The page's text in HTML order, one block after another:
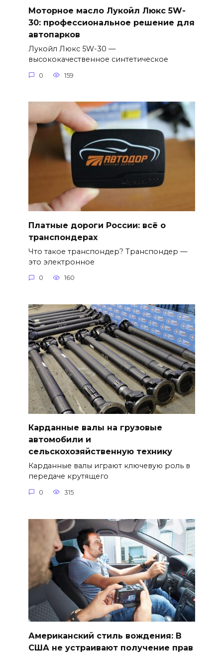
Моторное масло Лукойл Люкс 5W-
30: профессиональное решение для
автопарков
Лукойл Люкс 5W-30 —
высококачественное синтетическое
0 159
Платные дороги России: всё о
транспондерах
Что такое транспондер? Транспондер —
это электронное
0 160
Карданные валы на грузовые
автомобили и
сельскохозяйственную технику
Карданные валы играют ключевую роль в
передаче крутящего
0 315
Американский стиль вождения: В
США не устраивают получение прав